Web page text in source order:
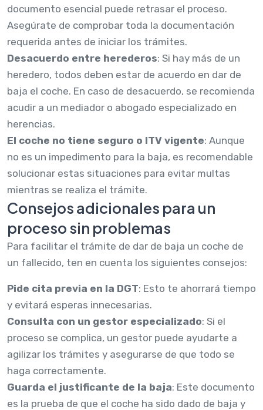
documento esencial puede retrasar el proceso.
Asegúrate de comprobar toda la documentación
requerida antes de iniciar los trámites.
Desacuerdo entre herederos: Si hay más de un
heredero, todos deben estar de acuerdo en dar de
baja el coche. En caso de desacuerdo, se recomienda
acudir a un mediador o abogado especializado en
herencias.
El coche no tiene seguro o ITV vigente: Aunque
no es un impedimento para la baja, es recomendable
solucionar estas situaciones para evitar multas
mientras se realiza el trámite.
Consejos adicionales para un
proceso sin problemas
Para facilitar el trámite de dar de baja un coche de
un fallecido, ten en cuenta los siguientes consejos:
Pide cita previa en la DGT: Esto te ahorrará tiempo
y evitará esperas innecesarias.
Consulta con un gestor especializado: Si el
proceso se complica, un gestor puede ayudarte a
agilizar los trámites y asegurarse de que todo se
haga correctamente.
Guarda el justificante de la baja: Este documento
es la prueba de que el coche ha sido dado de baja y